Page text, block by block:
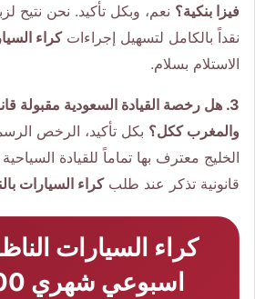
فيزا بنكية؟ نعم، وبكل تأكيد. نحن نتيح
نقداً بالكامل لتسهيل إجراءاتكراء
الاستلام بسلام.
3. هل رخصة القيادة السعودية مقبولة
والمغرب ككل؟ بكل تأكيد، الرخص
الخليج معترف بها تماماً للقيادة
قانونية تذكر عند طلبكراء السيارات
كراء السيارات
اسبوعي شهري 200 درهم